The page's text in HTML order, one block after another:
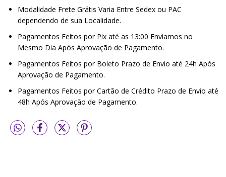
Modalidade Frete Grátis Varia Entre Sedex ou PAC
dependendo de sua Localidade.
Pagamentos Feitos por Pix até as 13:00 Enviamos no
Mesmo Dia Após Aprovação de Pagamento.
Pagamentos Feitos por Boleto Prazo de Envio até 24h Após
Aprovação de Pagamento.
Pagamentos Feitos por Cartão de Crédito Prazo de Envio até
48h Após Aprovação de Pagamento.